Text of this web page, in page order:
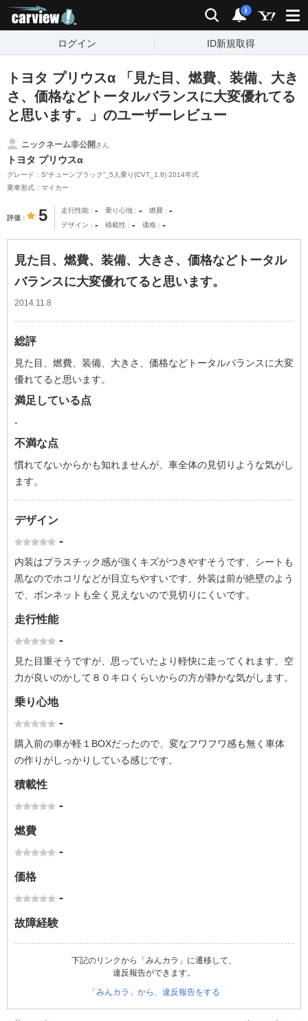
検索 通知
i
ログイン ID新規取得
トヨタ プリウスα 「見た目、燃費、装備、大き
さ、価格などトータルバランスに大変優れてる
と思います。」のユーザーレビュー
ニックネーム非公開さん
トヨタ プリウスα
グレード：S“チューンブラック”_5人乗り(CVT_1.8) 2014年式
乗車形式：マイカー
評価 5 走行性能 - 乗り心地 - 燃費 -
デザイン - 積載性 - 価格 -
見た目、燃費、装備、大きさ、価格などトータル
バランスに大変優れてると思います。
2014.11.8
総評
見た目、燃費、装備、大きさ、価格などトータルバランスに大変
優れてると思います。
満足している点
-
不満な点
慣れてないからかも知れませんが、車全体の見切りような気がし
ます。
デザイン
-
内装はプラスチック感が強くキズがつきやすそうです、シートも
黒なのでホコリなどが目立ちやすいです、外装は前が絶壁のよう
で、ボンネットも全く見えないので見切りにくいです。
走行性能
-
見た目重そうですが、思っていたより軽快に走ってくれます、空
力が良いのかして８０キロくらいからの方が静かな気がします。
乗り心地
-
購入前の車が軽１BOXだったので、変なフワフワ感も無く車体
の作りがしっかりしている感じです。
積載性
-
燃費
-
価格
-
故障経験
下記のリンクから「みんカラ」に遷移して、
違反報告ができます。
「みんカラ」から、違反報告をする